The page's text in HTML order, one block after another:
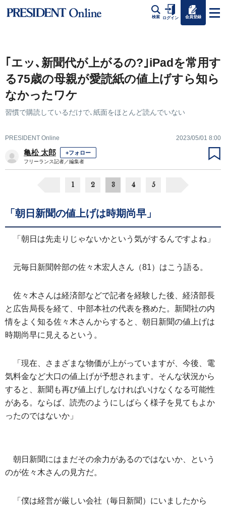
検索 ログイン 会員登録
｢エッ､新聞代が上がるの?｣iPadを常用す
る75歳の母親が愛読紙の値上げすら知ら
なかったワケ
習慣で購読しているだけで､紙面をほとんど読んでいない
PRESIDENT Online 2023/05/01 8:00
亀松 太郎 +フォロー
フリーランス記者／編集者
1 2 3 4 5
「朝日新聞の値上げは時期尚早」
「朝日は先走りじゃないかという気がするんですよね」
元毎日新聞幹部の佐々木宏人さん（81）はこう語る。
佐々木さんは経済部などで記者を経験した後、経済部長
と広告局長を経て、中部本社の代表を務めた。新聞社の内
情をよく知る佐々木さんからすると、朝日新聞の値上げは
時期尚早に見えるという。
「現在、さまざまな物価が上がっていますが、今後、電
気料金など大口の値上げが予想されます。そんな状況から
すると、新聞も再び値上げしなければいけなくなる可能性
がある。ならば、読売のようにしばらく様子を見てもよか
ったのではないか」
朝日新聞にはまだその余力があるのではないか、という
のが佐々木さんの見方だ。
「僕は経営が厳しい会社（毎日新聞）にいましたから